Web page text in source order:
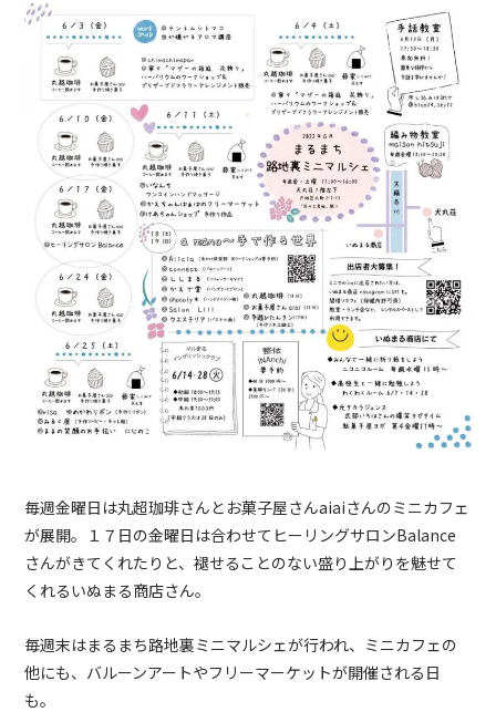
毎週金曜日は丸超珈琲さんとお菓子屋さんaiaiさんのミニカフェ
が展開。１７日の金曜日は合わせてヒーリングサロンBalance
さんがきてくれたりと、褪せることのない盛り上がりを魅せて
くれるいぬまる商店さん。
毎週末はまるまち路地裏ミニマルシェが行われ、ミニカフェの
他にも、バルーンアートやフリーマーケットが開催される日
も。